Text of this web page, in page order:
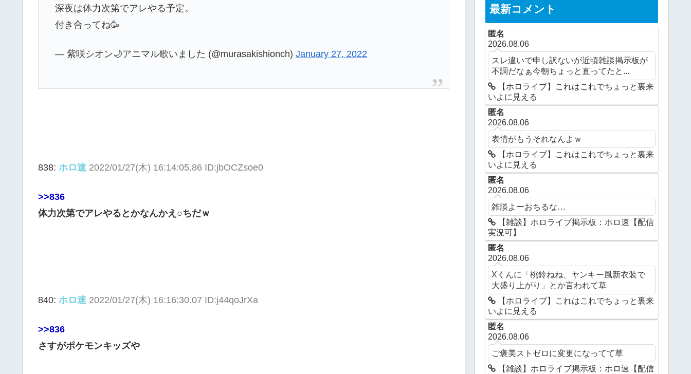
深夜は体力次第でアレやる予定。
付き合ってね🥳
— 紫咲シオン🌙アニマル歌いました (@murasakishionch)January 27, 2022
838: ホロ速 2022/01/27(木) 16:14:05.86 ID:jbOCZsoe0
>>836
体力次第でアレやるとかなんかえ○ちだｗ
840: ホロ速 2022/01/27(木) 16:16:30.07 ID:j44qoJrXa
>>836
さすがポケモンキッズや
最新コメント
匿名
2026.08.06
スレ違いで申し訳ないが近頃雑談掲示板が
不調だなぁ今朝ちょっと直ってたと...
【ホロライブ】これはこれでちょっと裏来
いよに見える
匿名
2026.08.06
表情がもうそれなんよｗ
【ホロライブ】これはこれでちょっと裏来
いよに見える
匿名
2026.08.06
雑談よーおちるな…
【雑談】ホロライブ掲示板：ホロ速【配信
実況可】
匿名
2026.08.06
Xくんに「桃鈴ねね、ヤンキー風新衣装で
大盛り上がり」とか言われて草
【ホロライブ】これはこれでちょっと裏来
いよに見える
匿名
2026.08.06
ご褒美ストゼロに変更になってて草
【雑談】ホロライブ掲示板：ホロ速【配信